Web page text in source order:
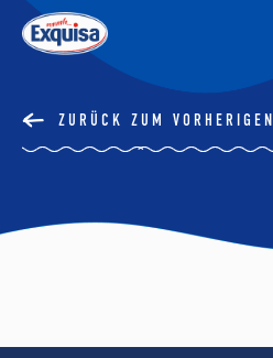
ZURÜCK ZUM VORHERIGEN